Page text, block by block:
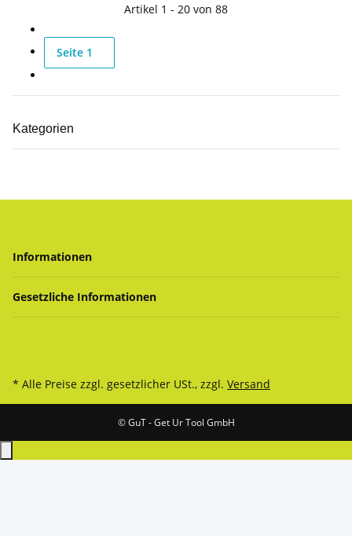
Artikel 1 - 20 von 88
Seite 1
Kategorien
Informationen
Gesetzliche Informationen
* Alle Preise zzgl. gesetzlicher USt., zzgl. Versand
© GuT - Get Ur Tool GmbH